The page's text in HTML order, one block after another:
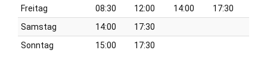
Freitag 08:30 12:00 14:00
17:30
Samstag
14:00
17:30
Sonntag
15:00 17:30